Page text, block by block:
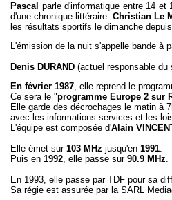
Pascal parle d'informatique entre 14 et
d'une chronique littéraire.Christian Le
les résultats sportifs le dimanche
L'émission de la nuit s'appelle bande à
Denis DURAND (actuel responsable
En février 1987, elle reprend le
Ce sera le "programme Europe 2 sur
Elle garde des décrochages le matin à
avec les informations services et les
L'équipe est composée d'Alain
Elle émet sur 103 MHz jusqu'en 1991.
Puis en 1992, elle passe sur 90.9 MHz.
En 1993, elle passe par TDF pour sa
Sa régie est assurée par la SARL